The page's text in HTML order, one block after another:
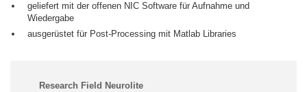
geliefert mit der offenen NIC Software für Aufnahme und
Wiedergabe
ausgerüstet für Post-Processing mit Matlab Libraries
Research Field Neurolite